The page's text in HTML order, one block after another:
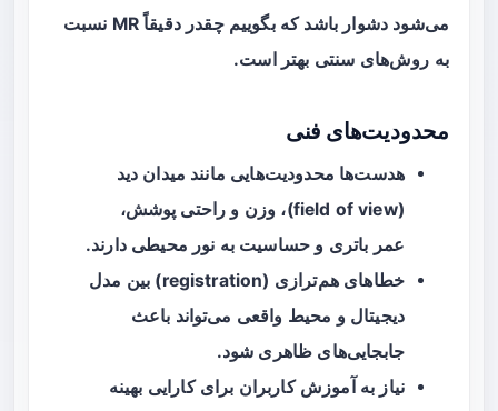
می‌شود دشوار باشد که بگوییم چقدر دقیقاً MR نسبت
به روش‌های سنتی بهتر است.
محدودیت‌های فنی
هدست‌ها محدودیت‌هایی مانند میدان دید
(field of view)، وزن و راحتی پوشش،
عمر باتری و حساسیت به نور محیطی دارند.
خطاهای هم‌ترازی (registration) بین مدل
دیجیتال و محیط واقعی می‌تواند باعث
جابجایی‌های ظاهری شود.
نیاز به آموزش کاربران برای کارایی بهینه